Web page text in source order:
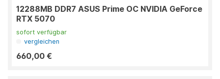
12288MB DDR7 ASUS Prime OC NVIDIA GeForce
RTX 5070
sofort verfügbar
vergleichen
660,00 €